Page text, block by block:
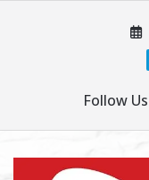
Follow Us